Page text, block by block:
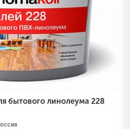
бытового линолеума 228